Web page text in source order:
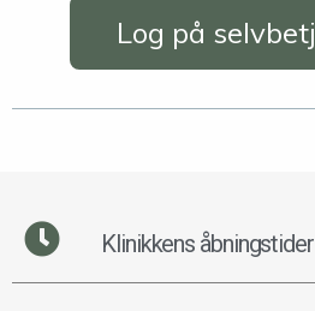
Log på
Klinikkens åbningstider